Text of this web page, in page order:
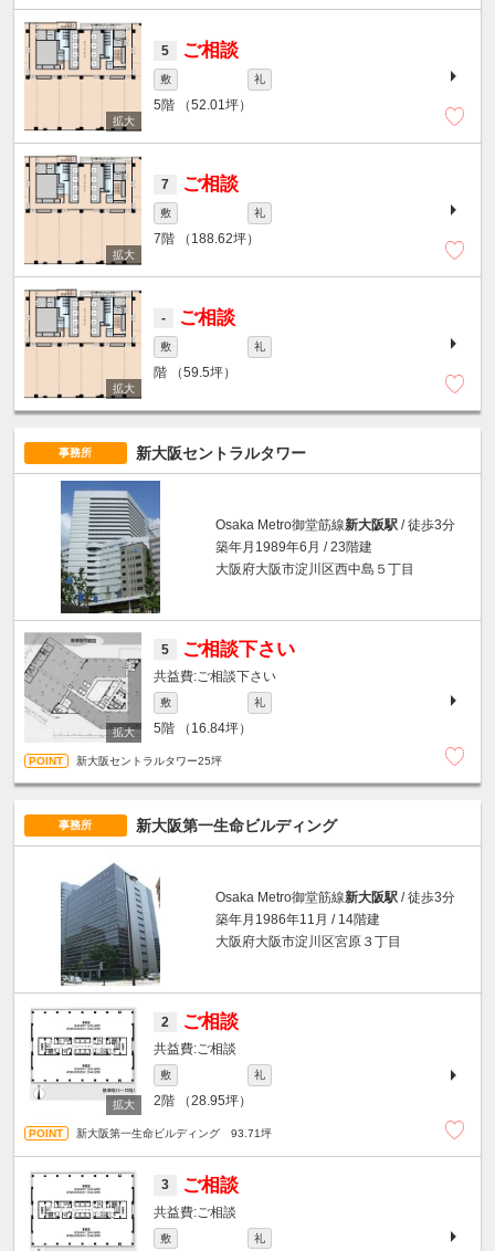
5 ご相談
敷 礼
5階 （52.01坪）
7 ご相談
敷 礼
7階 （188.62坪）
- ご相談
敷 礼
階 （59.5坪）
事務所 新大阪セントラルタワー
Osaka Metro御堂筋線新大阪駅 / 徒歩3分
築年月1989年6月 / 23階建
大阪府大阪市淀川区西中島５丁目
5 ご相談下さい
ご相談下さい
敷 礼
5階 （16.84坪）
新大阪セントラルタワー25坪
事務所 新大阪第一生命ビルディング
Osaka Metro御堂筋線新大阪駅 / 徒歩3分
築年月1986年11月 / 14階建
大阪府大阪市淀川区宮原３丁目
2 ご相談
ご相談
敷 礼
2階 （28.95坪）
新大阪第一生命ビルディング 93.71坪
3 ご相談
ご相談
敷 礼